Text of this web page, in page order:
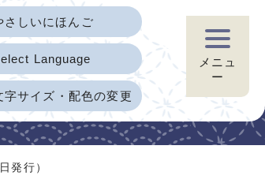
さしいにほんご
Language
字サイズ・配色の変更
メニュ
ー
発行）